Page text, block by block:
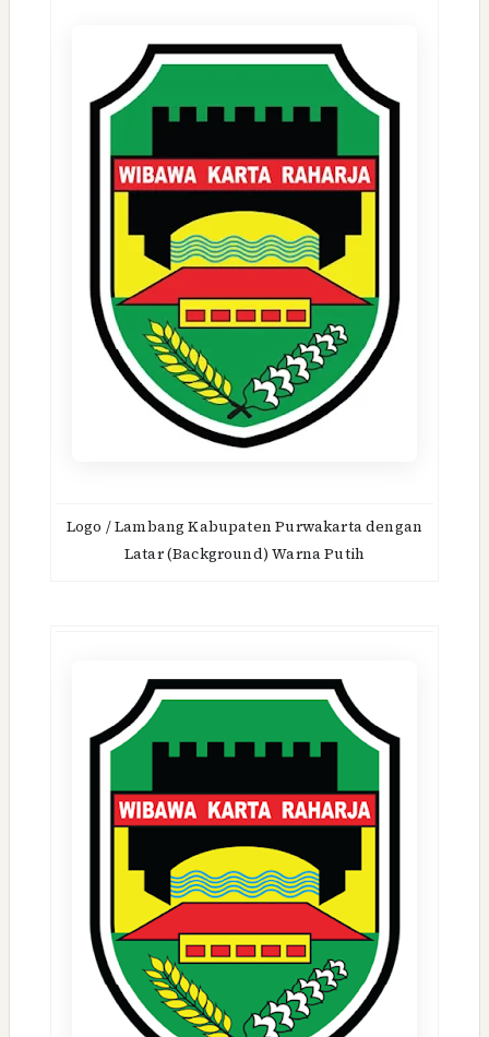
Logo / Lambang Kabupaten Purwakarta dengan
Latar (Background) Warna Putih